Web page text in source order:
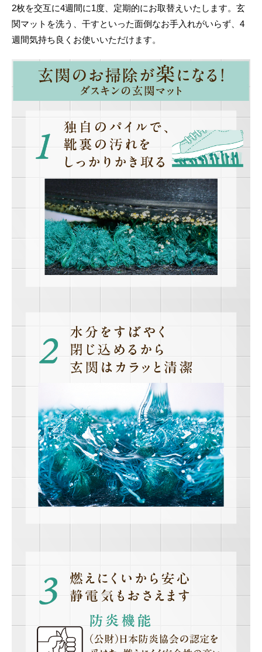
2枚を交互に4週間に1度、定期的にお取替えいたします。玄
関マットを洗う、干すといった面倒なお手入れがいらず、4
週間気持ち良くお使いいただけます。